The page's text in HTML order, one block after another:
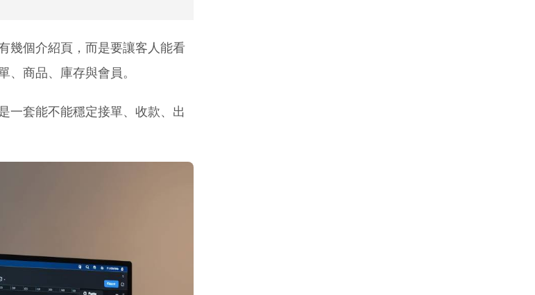
幾個介紹頁，而是要讓客人能看
商品、庫存與會員。
一套能不能穩定接單、收款、出